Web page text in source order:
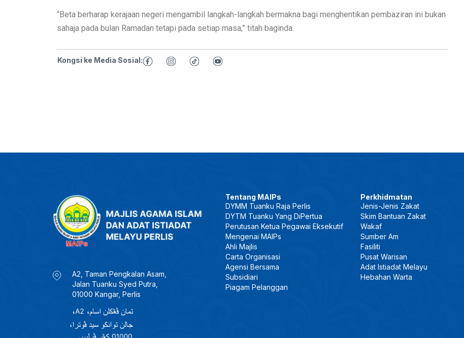
“Beta berharap kerajaan negeri mengambil langkah-langkah bermakna bagi menghentikan pembaziran ini bukan
sahaja pada bulan Ramadan tetapi pada setiap masa,” titah baginda.
Kongsi ke Media Sosial:
A2, Taman Pengkalan Asam,
Jalan Tuanku Syed Putra,
01000 Kangar, Perlis
Tentang MAIPs
DYMM Tuanku Raja Perlis
DYTM Tuanku Yang DiPertua
Perutusan Ketua Pegawai Eksekutif
Mengenai MAIPs
Ahli Majlis
Carta Organisasi
Agensi Bersama
Subsidiari
Piagam Pelanggan
Perkhidmatan
Jenis-Jenis Zakat
Skim Bantuan Zakat
Wakaf
Sumber Am
Fasiliti
Pusat Warisan
Adat Istiadat Melayu
Hebahan Warta